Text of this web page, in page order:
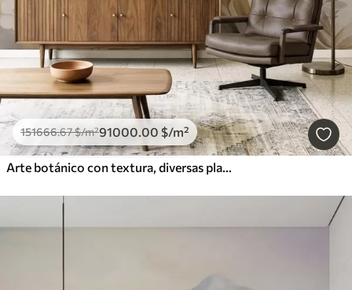
151666.67$/m²91000.00 $/m²
Arte botánico con textura, diversas plantas y hojas en tonos marrones y beige